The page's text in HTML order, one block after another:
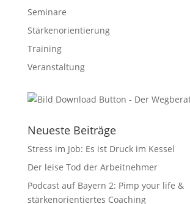
Seminare
Stärkenorientierung
Training
Veranstaltung
Neueste Beiträge
Stress im Job: Es ist Druck im Kessel
Der leise Tod der Arbeitnehmer
Podcast auf Bayern 2: Pimp your life &
stärkenorientiertes Coaching